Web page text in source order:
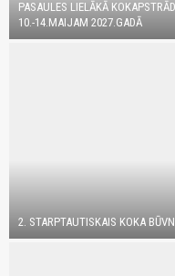
PASAULES LIELĀKĀ
10.-14.MAIJAM 2027.GADĀ
2. STARPTAUTISKAIS KOKA